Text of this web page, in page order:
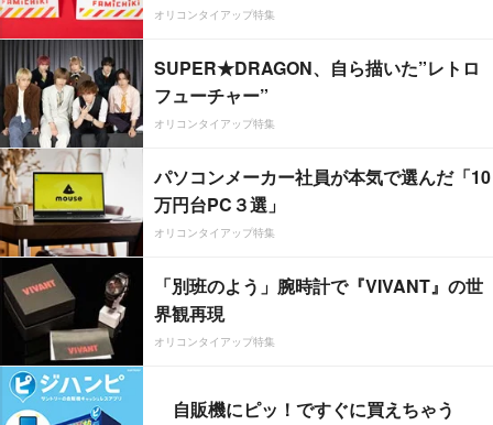
オリコンタイアップ特集
SUPER★DRAGON、自ら描いた”レトロ
フューチャー”
オリコンタイアップ特集
パソコンメーカー社員が本気で選んだ「10
万円台PC３選」
オリコンタイアップ特集
「別班のよう」腕時計で『VIVANT』の世
界観再現
オリコンタイアップ特集
自販機にピッ！ですぐに買えちゃう